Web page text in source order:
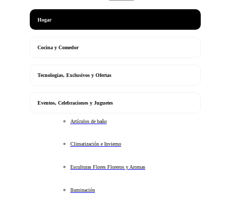
Hogar
Cocina y Comedor
Tecnologias, Exclusivos y Ofertas
Eventos, Celebraciones y Juguetes
Artículos de baño
Climatización e Invierno
Esculturas Flores Floreros y Aromas
Iluminación